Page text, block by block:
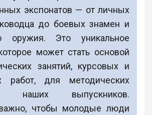
экспонатов — от личных
до боевых знамен и
оружия. Это уникальное
может стать основой
занятий, курсовых и
работ, для методических
наших выпускников.
чтобы молодые люди